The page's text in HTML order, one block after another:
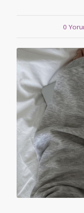
0 /